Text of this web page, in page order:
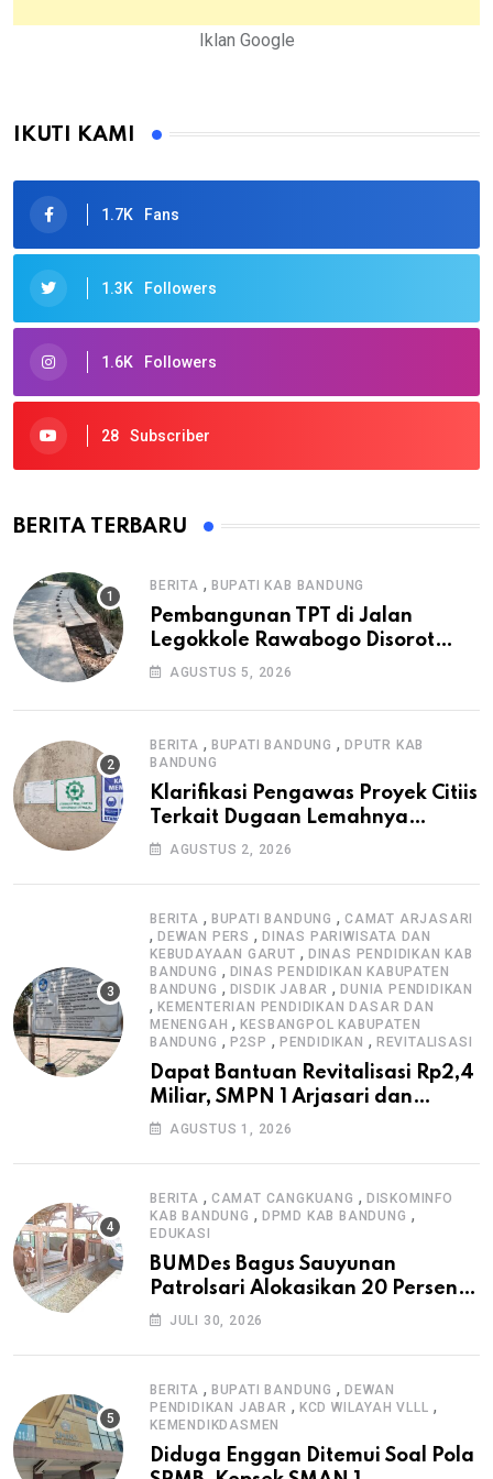
Iklan Google
IKUTI KAMI
1.7K Fans
1.3K Followers
1.6K Followers
28 Subscriber
BERITA TERBARU
BERITA , BUPATI KAB BANDUNG
Pembangunan TPT di Jalan
Legokkole Rawabogo Disorot
Warga, Selesai Tanpa Papan
AGUSTUS 5, 2026
BERITA , BUPATI BANDUNG ,DPUTR KAB
BANDUNG
Klarifikasi Pengawas Proyek Citiis
Terkait Dugaan Lemahnya
Pengawasan K3
AGUSTUS 2, 2026
BERITA , BUPATI BANDUNG ,CAMAT ARJASARI
, DEWAN PERS , DINAS PARIWISATA DAN
KEBUDAYAAN GARUT , DINAS PENDIDIKAN KAB
BANDUNG , DINAS PENDIDIKAN KABUPATEN
BANDUNG , DISDIK JABAR ,DUNIA PENDIDIKAN
, KEMENTERIAN PENDIDIKAN DASAR DAN
MENENGAH ,KESBANGPOL KABUPATEN
BANDUNG , P2SP , PENDIDIKAN , REVITALISASI
Dapat Bantuan Revitalisasi Rp2,4
Miliar, SMPN 1 Arjasari dan
Masyarakat Sambut Antusias
AGUSTUS 1, 2026
BERITA , CAMAT CANGKUANG , DISKOMINFO
KAB BANDUNG , DPMD KAB BANDUNG ,
EDUKASI
BUMDes Bagus Sauyunan
Patrolsari Alokasikan 20 Persen
Dana Desa untuk Ketahanan
JULI 30, 2026
BERITA , BUPATI BANDUNG ,DEWAN
PENDIDIKAN JABAR , KCD WILAYAH VLLL ,
KEMENDIKDASMEN
Diduga Enggan Ditemui Soal Pola